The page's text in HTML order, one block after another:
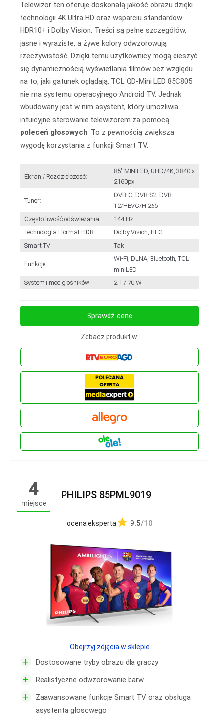
Telewizor ten oferuje doskonałą jakość obrazu dzięki
technologii 4K Ultra HD oraz wsparciu standardów
HDR10+ i Dolby Vision. Treści są pełne szczegółów,
jasne i wyraziste, a żywe kolory odwzorowują
rzeczywistość. Dzięki temu użytkownicy mogą cieszyć
się dynamicznością wyświetlania filmów bez względu
na to, jaki gatunek oglądają. TCL QD-Mini LED 85C805
nie ma systemu operacyjnego Android TV. Jednak
wbudowany jest w nim asystent, który umożliwia
intuicyjne sterowanie telewizorem za pomocą
poleceń głosowych. To z pewnością zwiększa
wygodę korzystania z funkcji Smart TV.
Ekran / Rozdzielczość:
85" MINILED, UHD/4K, 3840 x
2160px
Tuner:
DVB-C, DVB-S2, DVB-
T2/HEVC/H.265
Częstotliwość odświeżania:
144 Hz
Technologia i format HDR:
Dolby Vision, HLG
Smart TV:
Tak
Funkcje:
Wi-Fi, DLNA, Bluetooth, TCL
miniLED
System i moc głośników:
2.1 / 70 W
Sprawdź cenę
Zobacz produkt w:
4
miejsce
PHILIPS 85PML9019
ocena eksperta 9.5/10
+ Dostosowane tryby obrazu dla graczy
+ Realistyczne odwzorowanie barw
+
Zaawansowane funkcje Smart TV oraz obsługa
asystenta głosowego
Obejrzyj zdjęcia w sklepie